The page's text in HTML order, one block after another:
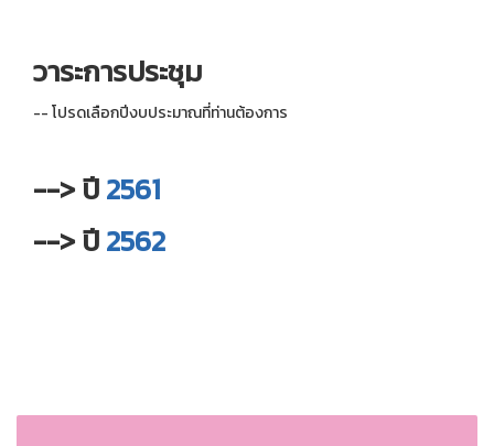
วาระการประชุม
-- โปรดเลือกปีงบประมาณที่ท่านต้องการ
--> ปี2561
--> ปี2562